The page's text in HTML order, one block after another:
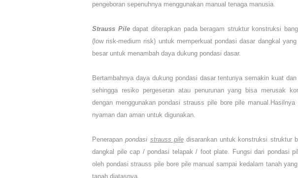
pengeboran sepenuhnya menggunakan manual tenaga manusia.
Strauss Piledapat diterapkan pada beragam struktur konstruksi
(low risk-medium risk) untuk memperkuat pondasi dasar dangkal
besar untuk menambah daya dukung pondasi dasar.
Bertambahnya daya dukung pondasi dasar tentunya semakin kuat
sehingga resiko pergeseran atau penurunan yang bisa merusak
dengan menggunakan pondasi strauss pile bore pile
nyaman dan aman untuk digunakan.
Penerapanpondasi strauss piledisarankan untuk konstruksi struktur
dangkal pile cap / pondasi telapak / foot plate. Fungsi dari pondasi
oleh pondasi strauss pile bore pile manual sampai kedalam tanah
tanah diatasnya.